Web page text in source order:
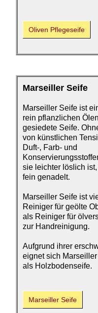
Oliven Pflegeseife
Marseiller Seife
Marseiller Seife ist
rein pflanzlichen Ölen
gesiedete Seife.
von künstlichen
Duft-, Farb- und
sie leichter löslich
fein genadelt.
Marseiller Seife ist
Reiniger für geölte
als Reiniger für
zur Handreinigung.
Aufgrund ihrer
eignet sich
als Holzbodenseife.
Marseiller Seife